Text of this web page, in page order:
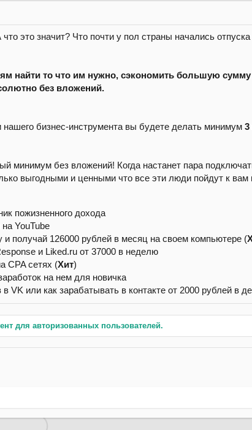
это значит? Что почти у пол страны начались
найти то что им нужно, сэкономить большую сумму
без вложений.
нашего бизнес-инструмента вы будете делать минимум 3
минимум без вложений! Когда настанет пара
выгодными и ценными что все эти люди пойдут к вам
пожизненного дохода
YouTube
и получай 126000 рублей в месяц на своем компьютере (
и Liked.ru от 37000 в неделю
CPA сетях (Хит)
на нем для новичка
VK или как зарабатывать в контакте от 2000 рублей в
для авторизованных пользователей.